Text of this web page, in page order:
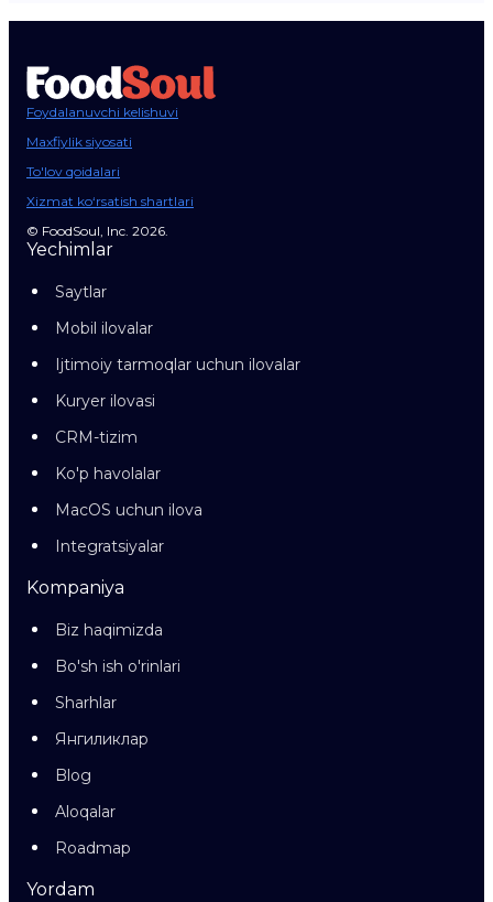
Foydalanuvchi kelishuvi
Maxfiylik siyosati
To'lov qoidalari
Xizmat ko‘rsatish shartlari
© FoodSoul, Inc. 2026.
Yechimlar
Saytlar
Mobil ilovalar
Ijtimoiy tarmoqlar uchun ilovalar
Kuryer ilovasi
CRM-tizim
Ko'p havolalar
MacOS uchun ilova
Integratsiyalar
Kompaniya
Biz haqimizda
Bo'sh ish o'rinlari
Sharhlar
Янгиликлар
Blog
Aloqalar
Roadmap
Yordam